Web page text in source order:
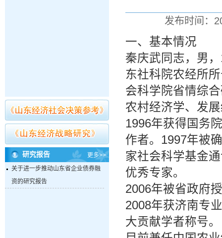
研究报告
更多>>
关于进一步推动山东省企业债券融
资的研究报告
发布时间：
一、基本情况
秦庆武同志，男
东社科院农经所
会科学院省情综
农村经济学、发
1996年获得国务
作者。1997年被
家社会科学基金
优秀专家。
2006年被省政府
2008年获济南专
大贡献学者称号。